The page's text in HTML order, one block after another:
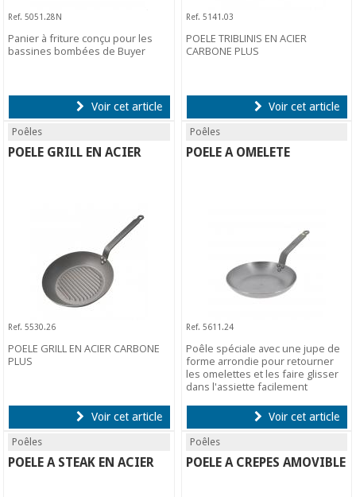
Ref. 5051.28N
Panier à friture conçu pour les
bassines bombées de Buyer
Voir cet article
Ref. 5141.03
POELE TRIBLINIS EN ACIER
CARBONE PLUS
Voir cet article
Poêles
POELE GRILL EN ACIER
Ref. 5530.26
POELE GRILL EN ACIER CARBONE
PLUS
Voir cet article
Poêles
POELE A OMELETE
Ref. 5611.24
Poêle spéciale avec une jupe de
forme arrondie pour retourner
les omelettes et les faire glisser
dans l'assiette facilement
Voir cet article
Poêles
POELE A STEAK EN ACIER
Poêles
POELE A CREPES AMOVIBLE